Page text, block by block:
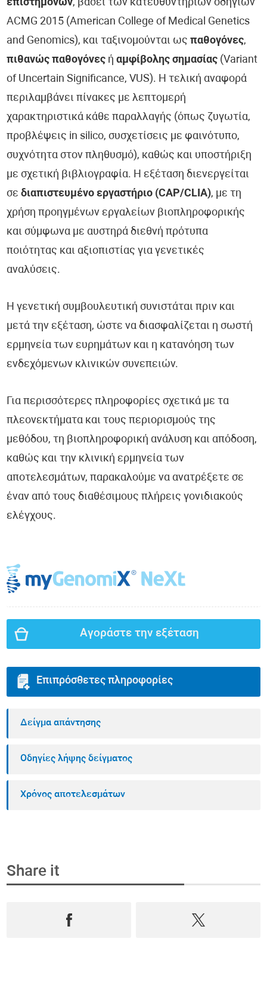
επιστημόνων, βάσει των κατευθυντήριων οδηγιών
ACMG 2015 (American College of Medical Genetics
and Genomics), και ταξινομούνται ωςπαθογόνες,
πιθανώς παθογόνες ήαμφίβολης σημασίας (Variant
of Uncertain Significance, VUS). Η τελική αναφορά
περιλαμβάνει πίνακες με λεπτομερή
χαρακτηριστικά κάθε παραλλαγής (όπως ζυγωτία,
προβλέψεις in silico, συσχετίσεις με φαινότυπο,
συχνότητα στον πληθυσμό), καθώς και υποστήριξη
με σχετική βιβλιογραφία. Η εξέταση διενεργείται
σεδιαπιστευμένο εργαστήριο (CAP/CLIA), με τη
χρήση προηγμένων εργαλείων βιοπληροφορικής
και σύμφωνα με αυστηρά διεθνή πρότυπα
ποιότητας και αξιοπιστίας για γενετικές
αναλύσεις.
Η γενετική συμβουλευτική συνιστάται πριν και
μετά την εξέταση, ώστε να διασφαλίζεται η σωστή
ερμηνεία των ευρημάτων και η κατανόηση των
ενδεχόμενων κλινικών συνεπειών.
Για περισσότερες πληροφορίες σχετικά με τα
πλεονεκτήματα και τους περιορισμούς της
μεθόδου, τη βιοπληροφορική ανάλυση και απόδοση,
καθώς και την κλινική ερμηνεία των
αποτελεσμάτων, παρακαλούμε να ανατρέξετε σε
έναν από τους διαθέσιμους πλήρεις γονιδιακούς
ελέγχους.
Αγοράστε την εξέταση
Επιπρόσθετες πληροφορίες
Δείγμα απάντησης
Οδηγίες λήψης δείγματος
Χρόνος αποτελεσμάτων
Share it